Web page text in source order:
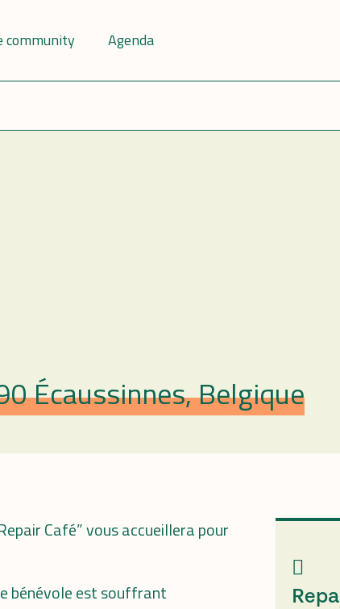
community Agenda
Écaussinnes, Belgique
Café” vous accueillera pour
bénévole est souffrant